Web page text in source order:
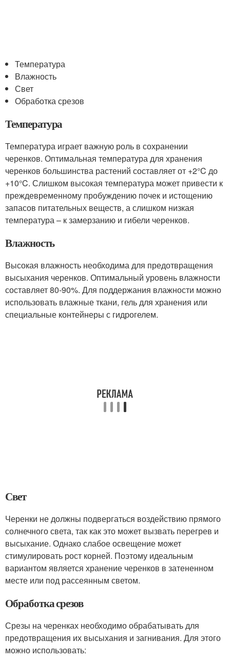
Температура
Влажность
Свет
Обработка срезов
Температура
Температура играет важную роль в сохранении
черенков. Оптимальная температура для хранения
черенков большинства растений составляет от +2°C до
+10°C. Слишком высокая температура может привести к
преждевременному пробуждению почек и истощению
запасов питательных веществ, а слишком низкая
температура – к замерзанию и гибели черенков.
Влажность
Высокая влажность необходима для предотвращения
высыхания черенков. Оптимальный уровень влажности
составляет 80-90%. Для поддержания влажности можно
использовать влажные ткани, гель для хранения или
специальные контейнеры с гидрогелем.
Свет
Черенки не должны подвергаться воздействию прямого
солнечного света, так как это может вызвать перегрев и
высыхание. Однако слабое освещение может
стимулировать рост корней. Поэтому идеальным
вариантом является хранение черенков в затененном
месте или под рассеянным светом.
Обработка срезов
Срезы на черенках необходимо обрабатывать для
предотвращения их высыхания и загнивания. Для этого
можно использовать: